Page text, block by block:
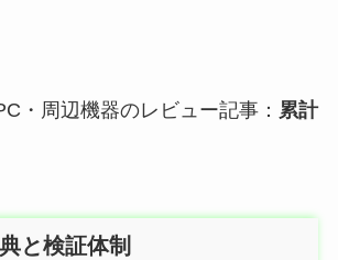
・周辺機器のレビュー記事： 累計
と検証体制